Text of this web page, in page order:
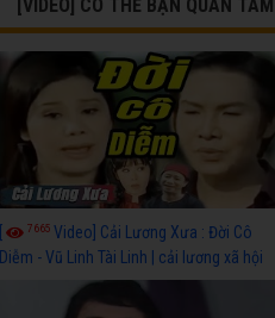
[VIDEO] CÓ THỂ BẠN QUAN TÂM
7665 Video] Cải Lương Xưa : Đời Cô
Diễm - Vũ Linh Tài Linh | cải lương xã hội